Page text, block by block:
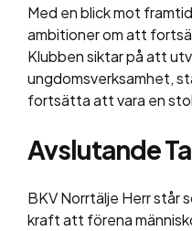
Med en blick mot
ambitioner om att
Klubben siktar på att
ungdomsverksamhet,
fortsätta att vara en
Avslutande
BKV Norrtälje Herr står
kraft att förena